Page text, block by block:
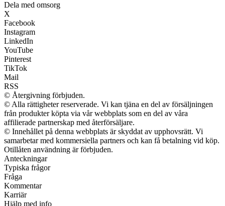
Dela med omsorg
X
Facebook
Instagram
LinkedIn
YouTube
Pinterest
TikTok
Mail
RSS
© Återgivning förbjuden.
© Alla rättigheter reserverade. Vi kan tjäna en del av försäljningen
från produkter köpta via vår webbplats som en del av våra
affilierade partnerskap med återförsäljare.
© Innehållet på denna webbplats är skyddat av upphovsrätt. Vi
samarbetar med kommersiella partners och kan få betalning vid köp.
Otillåten användning är förbjuden.
Anteckningar
Typiska frågor
Fråga
Kommentar
Karriär
Hjälp med info